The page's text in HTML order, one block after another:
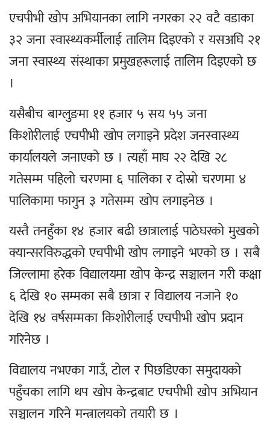
एचपीभी खोप अभियानका लागि नगरका २२ वटै वडाका
३२ जना स्वास्थ्यकर्मीलाई तालिम दिइएको र यसअघि २१
जना स्वास्थ्य संस्थाका प्रमुखहरूलाई तालिम दिइएको छ
।
यसैबीच बाग्लुङमा ११ हजार ५ सय ५५ जना
किशोरीलाई एचपीभी खोप लगाइने प्रदेश जनस्वास्थ्य
कार्यालयले जनाएको छ । त्यहाँ माघ २२ देखि २८
गतेसम्म पहिलो चरणमा ६ पालिका र दोस्रो चरणमा ४
पालिकामा फागुन ३ गतेसम्म खोप लगाइनेछ ।
यस्तै तनहुँका १४ हजार बढी छात्रालाई पाठेघरको मुखको
क्यान्सरविरुद्धको एचपीभी खोप लगाइने भएको छ । सबै
जिल्लामा हरेक विद्यालयमा खोप केन्द्र सञ्चालन गरी कक्षा
६ देखि १० सम्मका सबै छात्रा र विद्यालय नजाने १०
देखि १४ वर्षसम्मका किशोरीलाई एचपीभी खोप प्रदान
गरिनेछ ।
विद्यालय नभएका गाउँ, टोल र पिछडिएका समुदायको
पहुँचका लागि थप खोप केन्द्रबाट एचपीभी खोप अभियान
सञ्चालन गरिने मन्त्रालयको तयारी छ ।